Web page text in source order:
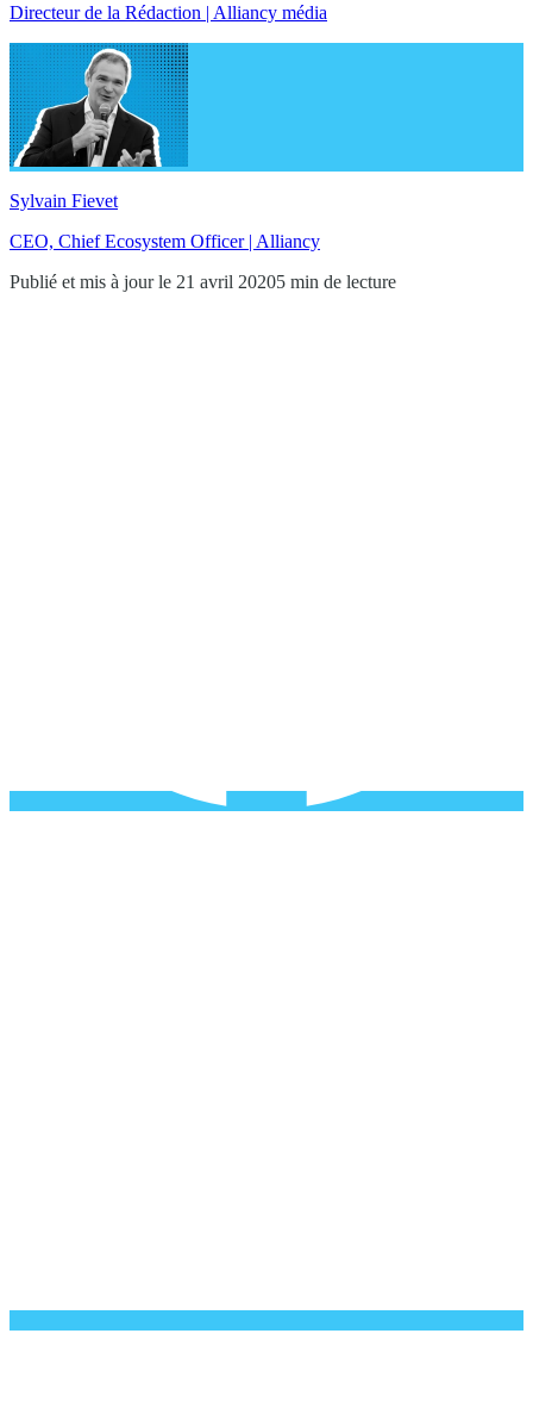
Directeur de la Rédaction | Alliancy média
Sylvain Fievet
CEO, Chief Ecosystem Officer | Alliancy
Publié et mis à jour le 21 avril 20205 min de lecture